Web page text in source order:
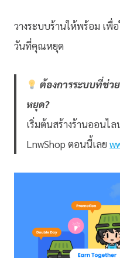
วางระบบร้านให้พร้อม เพื่
วันที่คุณหยุด
ต้องการระบบที่ช่ว
หยุด?
เริ่มต้นสร้างร้านออนไ
LnwShop ตอนนี้เลย